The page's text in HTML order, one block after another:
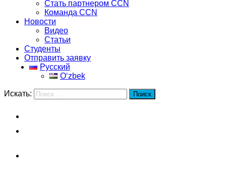
Стать партнером CCN
Команда ССN
Новости
Видео
Статьи
Студенты
Отправить заявку
Русский
Oʻzbek
Искать: Поиск